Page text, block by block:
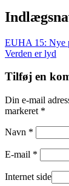
EUHA 15: Nye
Verden er lyd
Tilføj en
Din e-mail
markeret *
Navn *
E-mail *
Internet side